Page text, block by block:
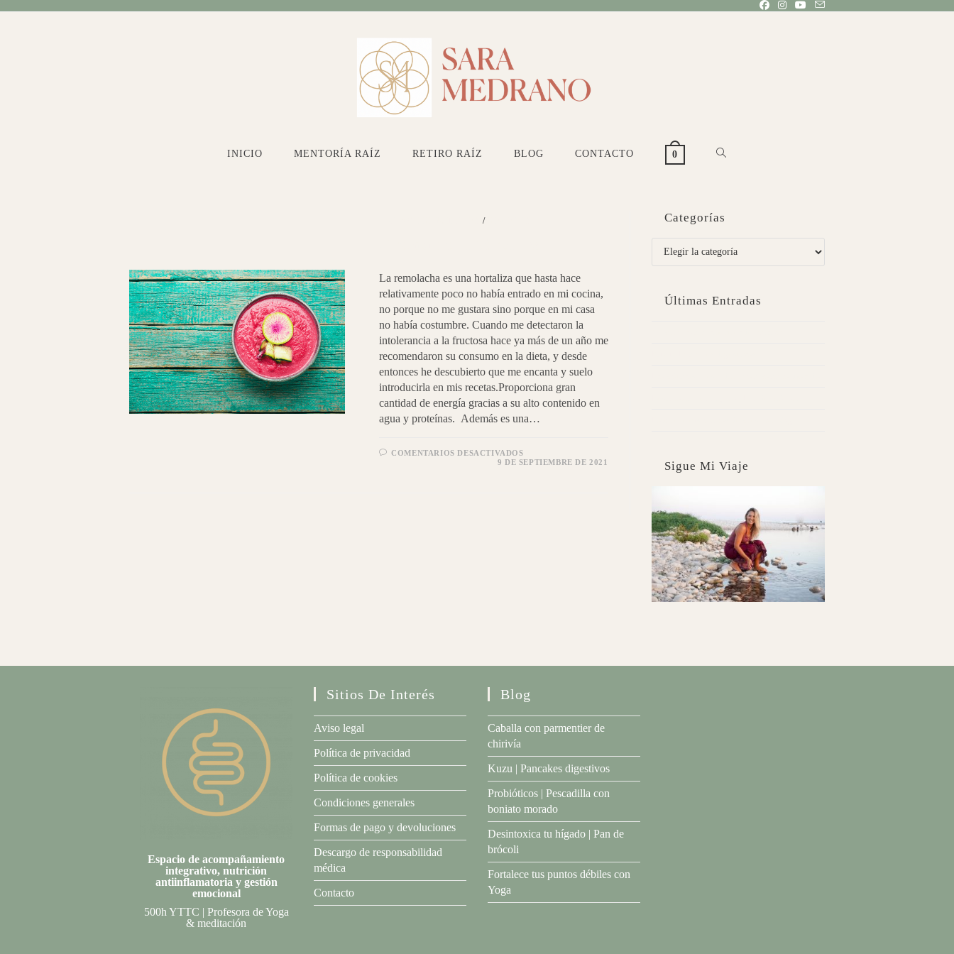
INICIO MENTORÍA RAÍZ RETIRO RAÍZ BLOG CONTACTO 0 ALTERNAR
DE
/
La remolacha es una hortaliza que hasta hace
relativamente poco no había entrado en mi cocina,
no porque no me gustara sino porque en mi casa
no había costumbre. Cuando me detectaron la
intolerancia a la fructosa hace ya más de un año me
recomendaron su consumo en la dieta, y desde
entonces he descubierto que me encanta y suelo
introducirla en mis recetas.Proporciona gran
cantidad de energía gracias a su alto contenido en
agua y proteínas. Además es una…
COMENTARIOS DESACTIVADOSEN
CREMA
9 DE SEPTIEMBRE DE 2021
Categorías
Últimas Entradas
Sigue Mi Viaje
Espacio de acompañamiento
integrativo, nutrición
antiinflamatoria y gestión
emocional
500h YTTC | Profesora de Yoga
& meditación
Sitios De Interés
Aviso legal
Política de privacidad
Política de cookies
Condiciones generales
Formas de pago y devoluciones
Descargo de responsabilidad
médica
Contacto
Blog
Caballa con parmentier de
chirivía
Kuzu | Pancakes digestivos
Probióticos | Pescadilla con
boniato morado
Desintoxica tu hígado | Pan de
brócoli
Fortalece tus puntos débiles con
Yoga